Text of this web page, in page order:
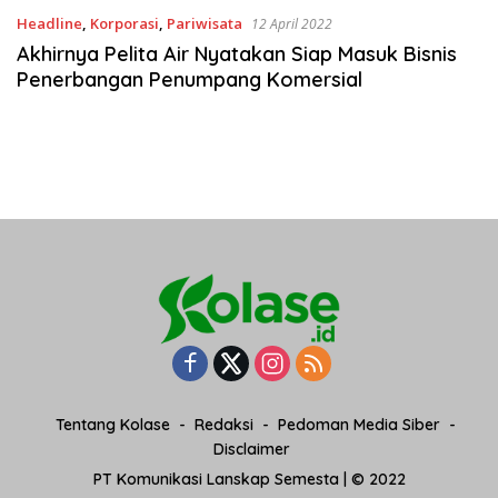
Headline, Korporasi, Pariwisata 12 April 2022
Akhirnya Pelita Air Nyatakan Siap Masuk Bisnis
Penerbangan Penumpang Komersial
Tentang Kolase Redaksi
Pedoman Media Siber
Disclaimer
PT Komunikasi Lanskap Semesta | © 2022